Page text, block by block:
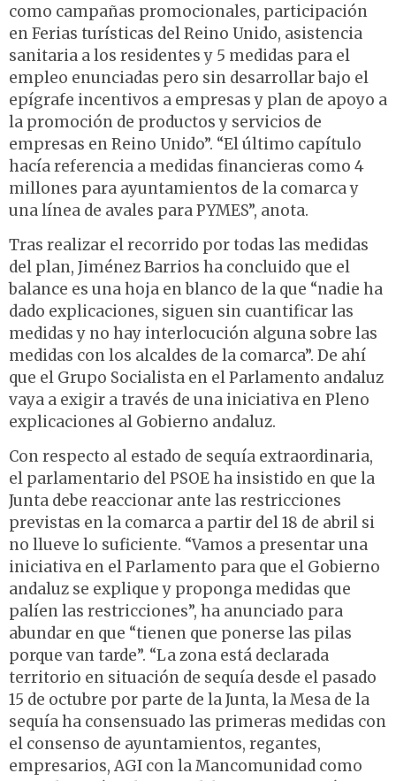
como campañas promocionales, participación
en Ferias turísticas del Reino Unido, asistencia
sanitaria a los residentes y 5 medidas para el
empleo enunciadas pero sin desarrollar bajo el
epígrafe incentivos a empresas y plan de apoyo a
la promoción de productos y servicios de
empresas en Reino Unido”. “El último capítulo
hacía referencia a medidas financieras como 4
millones para ayuntamientos de la comarca y
una línea de avales para PYMES”, anota.
Tras realizar el recorrido por todas las medidas
del plan, Jiménez Barrios ha concluido que el
balance es una hoja en blanco de la que “nadie ha
dado explicaciones, siguen sin cuantificar las
medidas y no hay interlocución alguna sobre las
medidas con los alcaldes de la comarca”. De ahí
que el Grupo Socialista en el Parlamento andaluz
vaya a exigir a través de una iniciativa en Pleno
explicaciones al Gobierno andaluz.
Con respecto al estado de sequía extraordinaria,
el parlamentario del PSOE ha insistido en que la
Junta debe reaccionar ante las restricciones
previstas en la comarca a partir del 18 de abril si
no llueve lo suficiente. “Vamos a presentar una
iniciativa en el Parlamento para que el Gobierno
andaluz se explique y proponga medidas que
palíen las restricciones”, ha anunciado para
abundar en que “tienen que ponerse las pilas
porque van tarde”. “La zona está declarada
territorio en situación de sequía desde el pasado
15 de octubre por parte de la Junta, la Mesa de la
sequía ha consensuado las primeras medidas con
el consenso de ayuntamientos, regantes,
empresarios, AGI con la Mancomunidad como